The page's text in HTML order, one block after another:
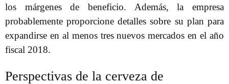
los márgenes de beneficio. Además, la empresa
probablemente proporcione detalles sobre su plan para
expandirse en al menos tres nuevos mercados en el año
fiscal 2018.
Perspectivas de la cerveza de